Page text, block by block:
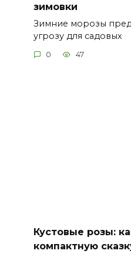
зимовки
Зимние морозы
угрозу для садовых
0 47
Кустовые розы:
компактную